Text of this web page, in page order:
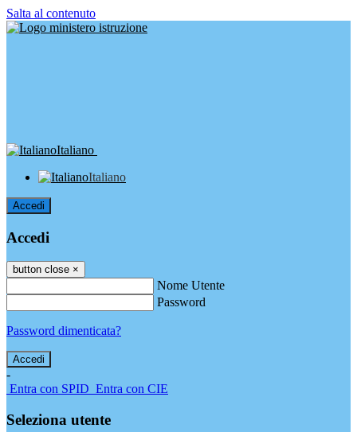
Salta al contenuto
Italiano
Italiano
Accedi
Accedi
button close ×
Nome Utente
Password
Password dimenticata?
-
Entra con SPID Entra con CIE
Seleziona utente